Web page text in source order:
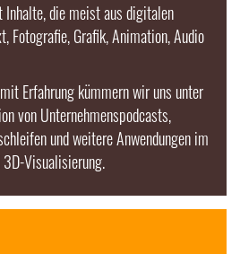
Inhalte, die meist aus digitalen
Fotografie, Grafik, Animation, Audio
Erfahrung kümmern wir uns unter
von Unternehmenspodcasts,
und weitere Anwendungen im
3D-Visualisierung.